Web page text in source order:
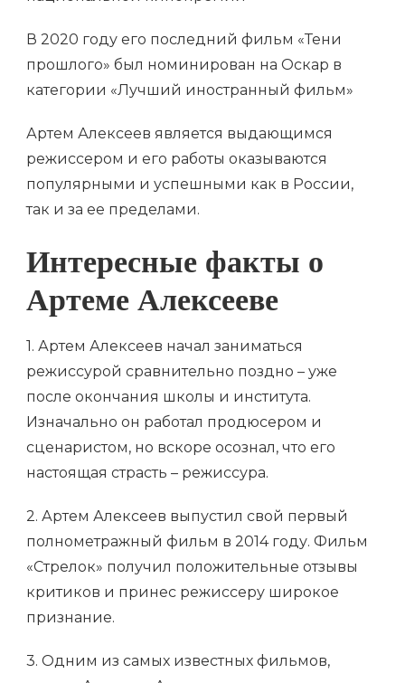
В 2020 году его последний фильм «Тени
прошлого» был номинирован на Оскар в
категории «Лучший иностранный фильм»
Артем Алексеев является выдающимся
режиссером и его работы оказываются
популярными и успешными как в России,
так и за ее пределами.
Интересные факты о
Артеме Алексееве
1. Артем Алексеев начал заниматься
режиссурой сравнительно поздно – уже
после окончания школы и института.
Изначально он работал продюсером и
сценаристом, но вскоре осознал, что его
настоящая страсть – режиссура.
2. Артем Алексеев выпустил свой первый
полнометражный фильм в 2014 году. Фильм
«Стрелок» получил положительные отзывы
критиков и принес режиссеру широкое
признание.
3. Одним из самых известных фильмов,